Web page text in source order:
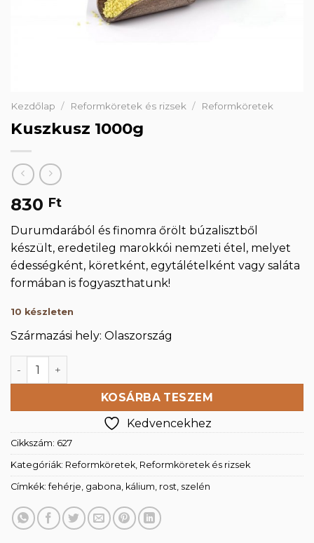
Kezdőlap / Reformköretek és rizsek / Reformköretek
Kuszkusz 1000g
830 Ft
Durumdarából és finomra őrölt búzalisztből
készült, eredetileg marokkói nemzeti étel, melyet
édességként, köretként, egytálételként vagy saláta
formában is fogyaszthatunk!
10 készleten
Származási hely: Olaszország
Kuszkusz 1000g mennyiség
KOSÁRBA TESZEM
Kedvencekhez
Cikkszám: 627
Kategóriák: Reformköretek Reformköretek és rizsek
Címkék:fehérje gabona kálium rost szelén